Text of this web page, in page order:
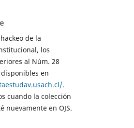
de la
los
al Núm. 28
en
.
cuando la colección
nuevamente en OJS.